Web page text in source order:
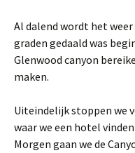
Al dalend wordt het
graden gedaald was
Glenwood canyon
maken.
Uiteindelijk stoppen we
waar we een hotel
Morgen gaan we de